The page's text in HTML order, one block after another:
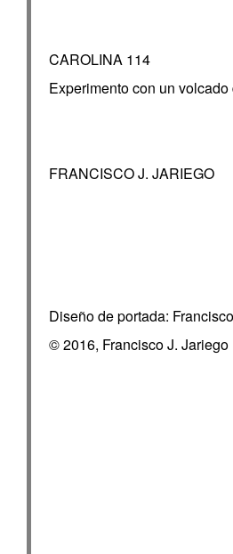
CAROLINA 114
Experimento con un
FRANCISCO J. JARIEGO
Diseño de portada:
© 2016, Francisco J. Jariego